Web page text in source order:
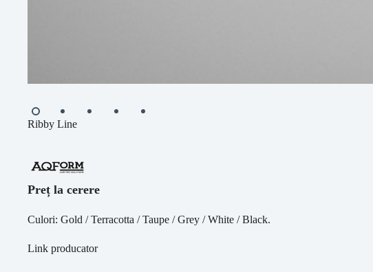
Ribby Line
Preț la cerere
Culori: Gold / Terracotta / Taupe / Grey / White / Black.
Link producator